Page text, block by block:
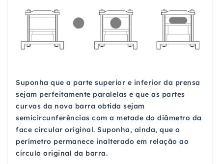
Suponha que a parte superior e inferior da prensa
sejam perfeitamente paralelas e que as partes
curvas da nova barra obtida sejam
semicircunferências com a metade do diâmetro da
face circular original. Suponha, ainda, que o
perímetro permanece inalterado em relação ao
círculo original da barra.